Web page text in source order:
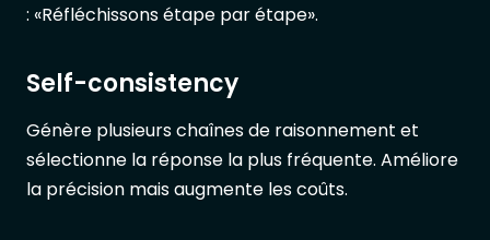
: «Réfléchissons étape par étape».
Self-consistency
Génère plusieurs chaînes de raisonnement et
sélectionne la réponse la plus fréquente. Améliore
la précision mais augmente les coûts.